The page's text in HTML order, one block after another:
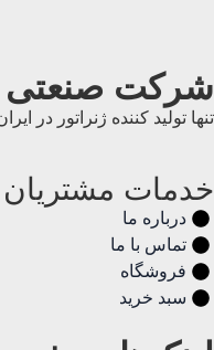
شرکت صنعتی
تنها تولید کننده ژنراتور در
خدمات مشتریان
درباره ما
تماس با ما
فروشگاه
سبد خرید